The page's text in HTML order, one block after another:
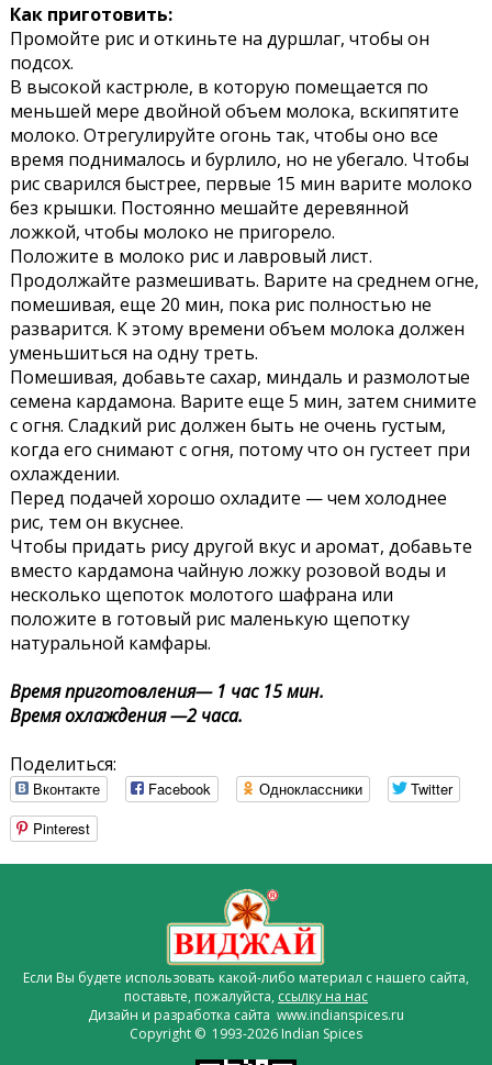
Как приготовить:
Промойте рис и откиньте на дуршлаг, чтобы он
подсох.
В высокой кастрюле, в которую помещается по
меньшей мере двойной объем молока, вскипятите
молоко. Отрегулируйте огонь так, чтобы оно все
время поднималось и бурлило, но не убегало. Чтобы
рис сварился быстрее, первые 15 мин варите молоко
без крышки. Постоянно мешайте деревянной
ложкой, чтобы молоко не пригорело.
Положите в молоко рис и лавровый лист.
Продолжайте размешивать. Варите на среднем огне,
помешивая, еще 20 мин, пока рис полностью не
разварится. К этому времени объем молока должен
уменьшиться на одну треть.
Помешивая, добавьте сахар, миндаль и размолотые
семена кардамона. Варите еще 5 мин, затем снимите
с огня. Сладкий рис должен быть не очень густым,
когда его снимают с огня, потому что он густеет при
охлаждении.
Перед подачей хорошо охладите — чем холоднее
рис, тем он вкуснее.
Чтобы придать рису другой вкус и аромат, добавьте
вместо кардамона чайную ложку розовой воды и
несколько щепоток молотого шафрана или
положите в готовый рис маленькую щепотку
натуральной камфары.
Время приготовления— 1 час 15 мин.
Время охлаждения —2 часа.
Поделиться:
Вконтакте Facebook Одноклассники
Twitter
Pinterest
Если Вы будете использовать какой-либо материал с нашего сайта,
поставьте, пожалуйста, ссылку на нас
Дизайн и разработка сайта www.indianspices.ru
Copyright © 1993-2026 Indian Spices